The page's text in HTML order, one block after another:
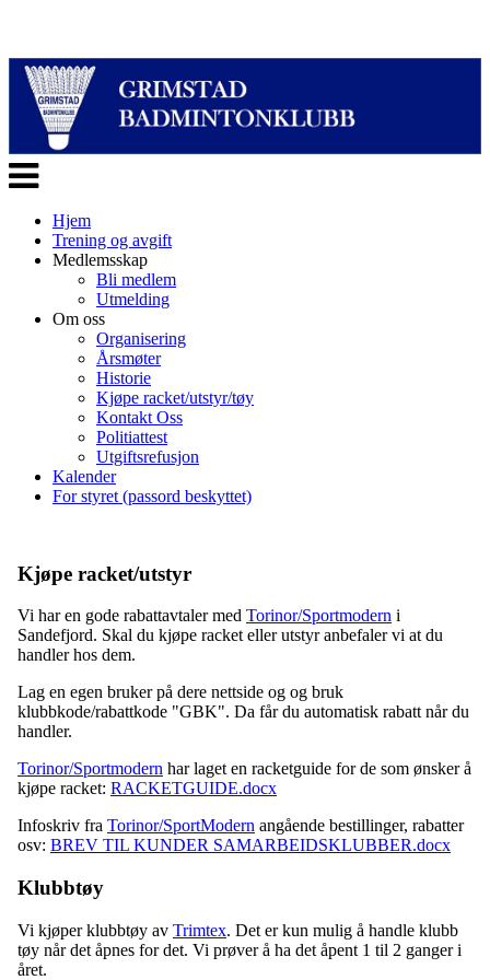
Veksle
navigasjon
Hjem
Trening og avgift
Medlemsskap
Bli medlem
Utmelding
Om oss
Organisering
Årsmøter
Historie
Kjøpe racket/utstyr/tøy
Kontakt Oss
Politiattest
Utgiftsrefusjon
Kalender
For styret (passord beskyttet)
Kjøpe racket/utstyr
Vi har en gode rabattavtaler med Torinor/Sportmodern i
Sandefjord. Skal du kjøpe racket eller utstyr anbefaler vi at du
handler hos dem.
Lag en egen bruker på dere nettside og og bruk
klubbkode/rabattkode "GBK". Da får du automatisk rabatt når du
handler.
Torinor/Sportmodern har laget en racketguide for de som ønsker å
kjøpe racket: RACKETGUIDE.docx
Infoskriv fra Torinor/SportModern angående bestillinger, rabatter
osv: BREV TIL KUNDER SAMARBEIDSKLUBBER.docx
Klubbtøy
Vi kjøper klubbtøy av Trimtex. Det er kun mulig å handle klubb
tøy når det åpnes for det. Vi prøver å ha det åpent 1 til 2 ganger i
året.